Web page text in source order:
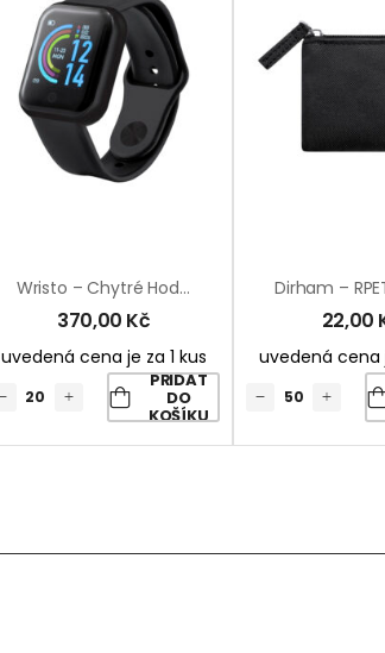
Wristo – Chytré Hodinky
370,00 Kč
uvedená cena je za 1 kus
PŘIDAT
DO
KOŠÍKU
22,00
uvedená cena